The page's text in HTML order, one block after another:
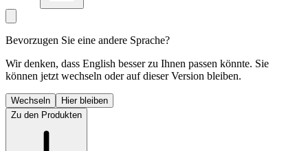
Bevorzugen Sie eine andere Sprache?
Wir denken, dass English besser zu Ihnen passen könnte. Sie
können jetzt wechseln oder auf dieser Version bleiben.
Wechseln
Hier bleiben
Zu den Produkten